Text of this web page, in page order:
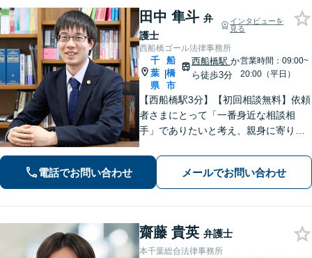
田中 隼斗 弁
護士
インタビューを
見る
西船橋ゴール法律事務所
千
葉
県
|
船
橋
市
西船橋駅 か
ら徒歩3分
営業時間：09:00~
20:00（平日）
【西船橋駅3分】【初回相談無料】依頼
者さまにとって「一番身近な相談相
手」でありたいと考え、親身に寄り添
す。おひとりで悩まず、弁護士にご相
談ください。前向きな一歩を踏み出せ
るように、全力でサポートします。
電話でお問い合わせ メールでお問い合わせ
齋藤 貴英 弁護士
本千葉総合法律事務所